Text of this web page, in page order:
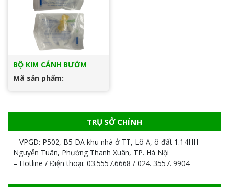
BỘ KIM CÁNH BƯỚM
Mã sản phẩm:
TRỤ SỞ CHÍNH
– VPGD: P502, B5 DA khu nhà ở TT, Lô A, ô đất 1.14HH
Nguyễn Tuân, Phường Thanh Xuân, TP. Hà Nội
– Hotline / Điện thoại: 03.5557.6668 / 024. 3557. 9904